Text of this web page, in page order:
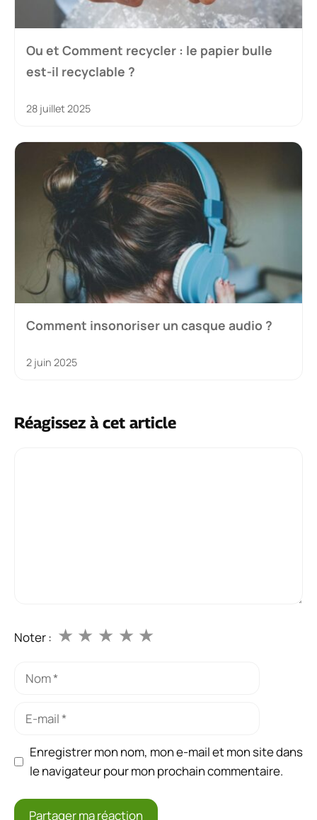
Ou et Comment recycler : le papier bulle
est-il recyclable ?
28 juillet 2025
Comment insonoriser un casque audio ?
2 juin 2025
Réagissez à cet article
Noter : ★
★
★
★
★
Nom
Enregistrer mon nom, mon e-mail et mon site dans
le navigateur pour mon prochain commentaire.